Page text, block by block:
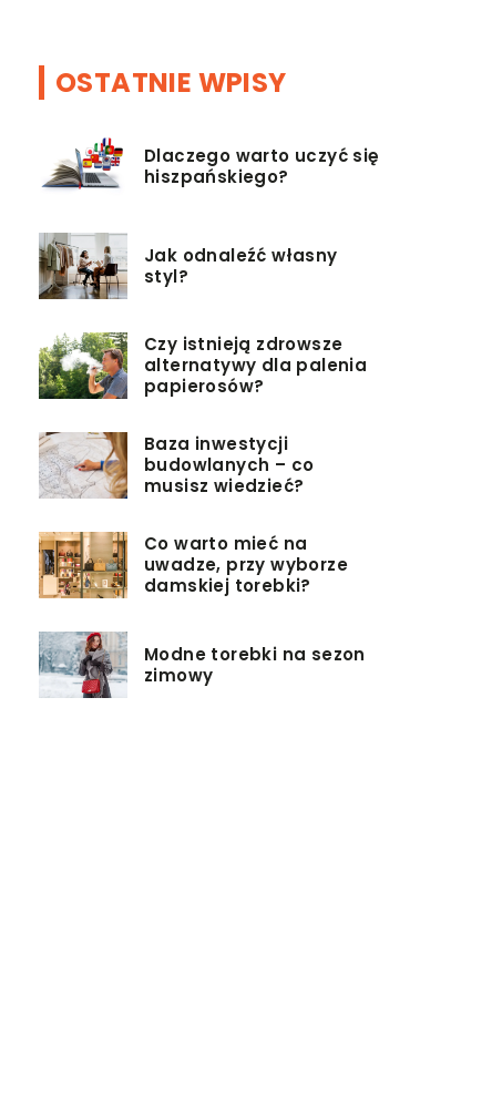
OSTATNIE WPISY
Dlaczego warto uczyć się
hiszpańskiego?
Jak odnaleźć własny
styl?
Czy istnieją zdrowsze
alternatywy dla palenia
papierosów?
Baza inwestycji
budowlanych – co
musisz wiedzieć?
Co warto mieć na
uwadze, przy wyborze
damskiej torebki?
Modne torebki na sezon
zimowy